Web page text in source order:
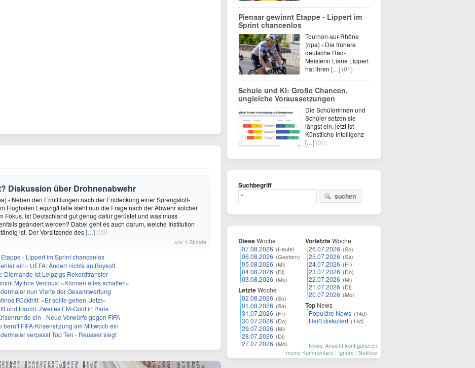
Diskussion über Drohnenabwehr
- Neben den Ermittlungen nach der Entdeckung einer Sprengstoff-
Flughafen Leipzig/Halle steht nun die Frage nach der Abwehr solcher
Fokus. Ist Deutschland gut genug dafür gerüstet und was muss
geändert werden? Dabei geht es auch darum, welche Institution
ist. Der Vorsitzende des[…] (00)
vor 1 Stunde
- Lippert im Sprint chancenlos
ein - UEFA: Ändert nichts an Boykott
Diomande ist Leipzigs Rekordtransfer
Mythos Ventoux: «Können alles schaffen»
nun Vierte der Gesamtwertung
Rücktritt: «Er sollte gehen. Jetzt»
und träumt: Zweites EM-Gold in Paris
ein - Neue Vorwürfe gegen FIFA
beruft FIFA-Krisensitzung am Mittwoch ein
verpasst Top Ten - Reusser siegt
Pienaar gewinnt Etappe - Lippert im
Sprint chancenlos
Tournon-sur-Rhône
(dpa) - Die frühere
deutsche Rad-
Meisterin Liane Lippert
hat ihren […] (01)
Schule und KI: Große Chancen,
ungleiche Voraussetzungen
Die Schülerinnen und
Schüler setzen sie
längst ein, jetzt ist
Künstliche Intelligenz
[…] (00)
Suchbegriff
suchen
DieseWoche
07.08.2026 (Heute)
06.08.2026 (Gestern)
05.08.2026 (Mi)
04.08.2026 (Di)
03.08.2026 (Mo)
LetzteWoche
02.08.2026 (So)
01.08.2026 (Sa)
31.07.2026 (Fr)
30.07.2026 (Do)
29.07.2026 (Mi)
28.07.2026 (Di)
27.07.2026 (Mo)
VorletzteWoche
26.07.2026 (So)
25.07.2026 (Sa)
24.07.2026 (Fr)
23.07.2026 (Do)
22.07.2026 (Mi)
21.07.2026 (Di)
20.07.2026 (Mo)
Top News
Populäre News (14d)
Heiß diskutiert (14d)
News-Ansicht konfigurieren
meine Kommentare | Ignore | Notifies